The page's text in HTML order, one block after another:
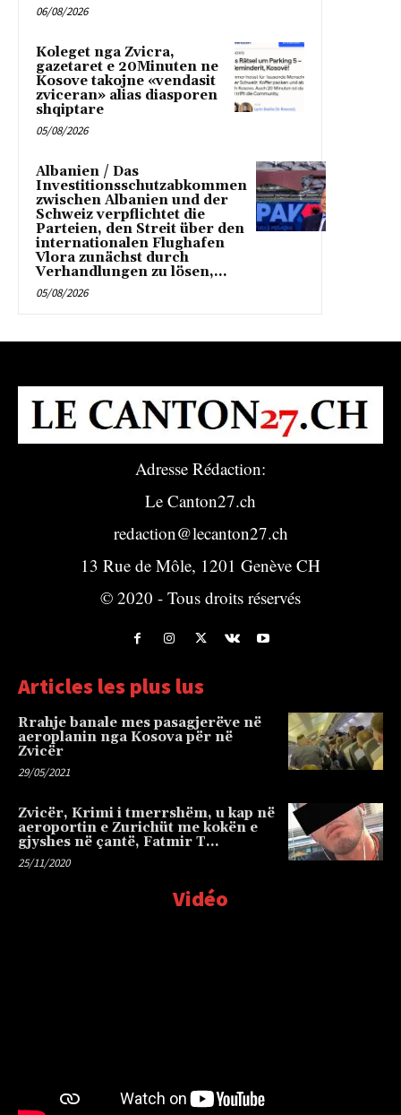
06/08/2026
Koleget nga Zvicra,
gazetaret e 20Minuten ne
Kosove takojne «vendasit
zviceran» alias diasporen
shqiptare
05/08/2026
Albanien / Das
Investitionsschutzabkommen
zwischen Albanien und der
Schweiz verpflichtet die
Parteien, den Streit über den
internationalen Flughafen
Vlora zunächst durch
Verhandlungen zu lösen,...
05/08/2026
Adresse Rédaction:
Le Canton27.ch
redaction@lecanton27.ch
13 Rue de Môle, 1201 Genève CH
© 2020 - Tous droits réservés
Articles les plus lus
Rrahje banale mes pasagjerëve në
aeroplanin nga Kosova për në
Zvicër
29/05/2021
Zvicër, Krimi i tmerrshëm, u kap në
aeroportin e Zurichüt me kokën e
gjyshes në çantë, Fatmir T…
25/11/2020
Vidéo